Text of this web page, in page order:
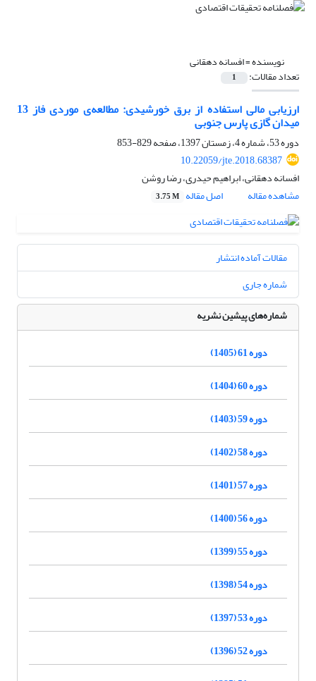
نویسنده =افسانه دهقانی
تعداد مقالات: 1
ارزیابی مالی استفاده از برق خورشیدی: مطالعه‌ی موردی فاز 13
میدان گازی پارس جنوبی
دوره 53، شماره 4، زمستان 1397، صفحه
829-853
10.22059/jte.2018.68387
افسانه دهقانی، ابراهیم حیدری، رضا روشن
مشاهده مقاله
اصل مقاله 3.75 M
مقالات آماده انتشار
شماره جاری
شماره‌های پیشین نشریه
دوره 61 (1405)
دوره 60 (1404)
دوره 59 (1403)
دوره 58 (1402)
دوره 57 (1401)
دوره 56 (1400)
دوره 55 (1399)
دوره 54 (1398)
دوره 53 (1397)
دوره 52 (1396)